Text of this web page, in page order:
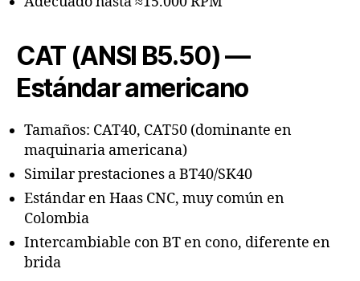
CAT (ANSI B5.50) —
Estándar americano
Tamaños: CAT40, CAT50 (dominante en
maquinaria americana)
Similar prestaciones a BT40/SK40
Estándar en Haas CNC, muy común en
Colombia
Intercambiable con BT en cono, diferente en
brida